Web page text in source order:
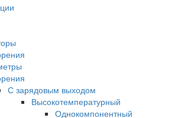
С зарядовым выходом
Высокотемпературный
Однокомпонентный